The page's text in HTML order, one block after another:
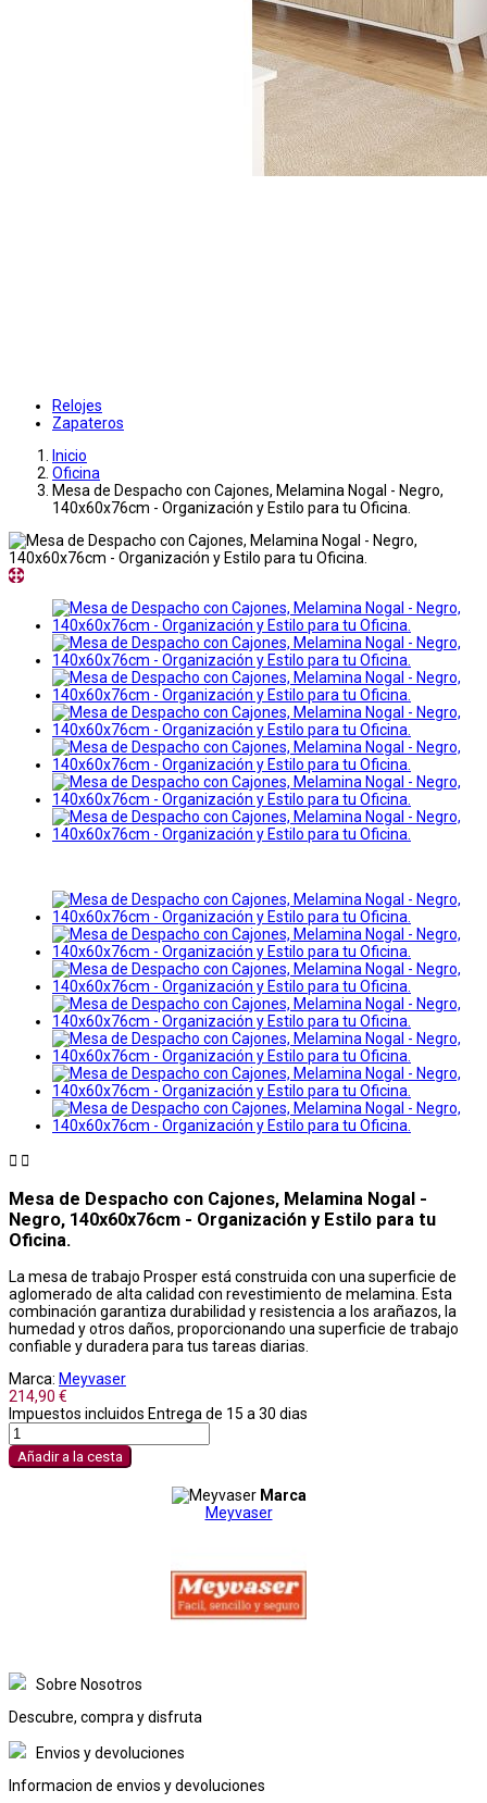
Relojes
Zapateros
Inicio
Oficina
Mesa de Despacho con Cajones, Melamina Nogal - Negro,
140x60x76cm - Organización y Estilo para tu Oficina.
 
Mesa de Despacho con Cajones, Melamina Nogal -
Negro, 140x60x76cm - Organización y Estilo para tu
Oficina.
La mesa de trabajo Prosper está construida con una superficie de
aglomerado de alta calidad con revestimiento de melamina. Esta
combinación garantiza durabilidad y resistencia a los arañazos, la
humedad y otros daños, proporcionando una superficie de trabajo
confiable y duradera para tus tareas diarias.
Marca: Meyvaser
214,90 €
Impuestos incluidos Entrega de 15 a 30 dias
Añadir a la cesta
Marca
Meyvaser
Sobre Nosotros
Descubre, compra y disfruta
Envios y devoluciones
Informacion de envios y devoluciones